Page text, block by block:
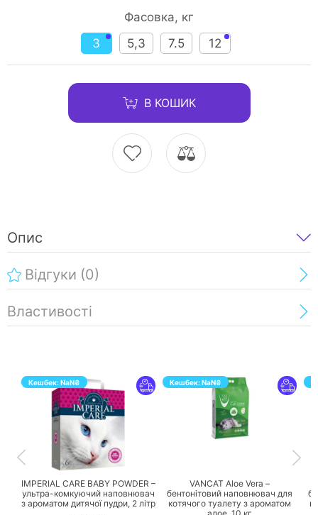
Фасовка, кг
3
5,3 7.5 12
В КОШИК
Опис
Відгуки (0)
Властивості
Кешбек:NaN₴
ПЕРЕЙТИ
IMPERIAL CARE BABY POWDER –
ультра-комкуючий наповнювач
з ароматом дитячої пудри, 2 літр
Кешбек:NaN₴
VANCAT Aloe Vera –
бентонітовий наповнювач для
котячого туалету з ароматом